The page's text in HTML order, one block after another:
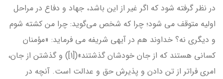
در نظر گرفته شود که اگر غیر از این باشد، جهاد و دفاع در مراحل
اولیه متوقف می شود؛ چرا که شخص می‌گوید: چرا من کشته شوم
و دیگری نه؟ خداوند هم در آیه­ی شریفه می فرماید: «مؤمنان
کسانی هستند که از جان خودشان گذشتند»([1]) و گذشتن از جان،
امری فراتر از تن دادن و پذیرش حق و عدالت است. آنچه در